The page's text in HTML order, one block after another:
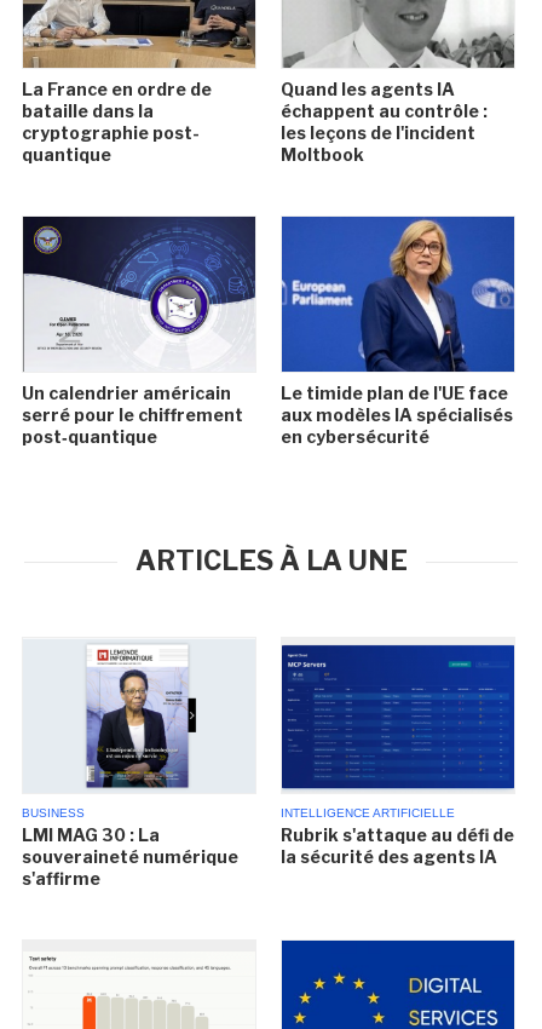
La France en ordre de
bataille dans la
cryptographie post-
quantique
Quand les agents IA
échappent au contrôle :
les leçons de l'incident
Moltbook
Un calendrier américain
serré pour le chiffrement
post‑quantique
Le timide plan de l'UE face
aux modèles IA spécialisés
en cybersécurité
ARTICLES À LA UNE
BUSINESS
LMI MAG 30 : La
souveraineté numérique
s'affirme
INTELLIGENCE ARTIFICIELLE
Rubrik s'attaque au défi de
la sécurité des agents IA